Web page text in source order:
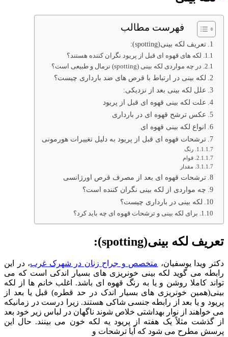
فهرست مطالب
تعریف لکه بینی(spotting):
لکه های قهوه ای قبل از پریود نگران کننده هستند؟
در چه مواردی لکه بینی (spotting) نرمال و طبیعی است؟
لکه بینی در ارتباط با قرص های ضد بارداری چیست؟
علل لکه بینی بعد از نزدیکی:
علت لکه بینی قهوه ای قبل از پریود
عکس ترشح قهوه ای در بارداری
انواع لکه بینی قهوه ای
ترشحات قهوه ای قبل از پریود به دلیل تغییرات هورمونی
رنگ
قوام
مقدار
ترشحات قهوه ای بعد از مصرف قرص اورژانسی
چه مواردی از لکه بینی نگران کننده است؟
لکه بینی در بارداری چیست؟
برای لکه بینی و ترشحات قهوه ای چه باید کرد؟
تعریف لکه بینی(spotting):
دکتر ویدا یوسفیان، متخصص و جراح زنان در شهرک غرب، در این
رابطه می گوید لکه بینی خونریزی های بسیار اندکی است که می
تواند کاملا روشن و یا به رنگ قهوه ای باشد. اغلب خانم ها از لکه
بینی(همین خونریزی های بسیار اندک در حد قطره) قبل یا بعد از
پریود و یا بعد از رابطه جنسی شاکی هستند. زیرا درست در زمانیکه
می خواهند از نوار بهداشتی خلاص شوند ناگهان در لباس زیر خود بعد
از گذشت مثلاً یک هفته از پریود یه لکه خون می بینند. حال این
پرسش مطرح می شود که آیا ترشحات و